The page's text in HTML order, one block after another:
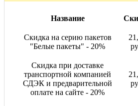
Название
Скидка на серию пакетов
"Белые пакеты" - 20%
Скидка при доставке
транспортной компанией
СДЭК и предварительной
оплате на сайте - 20%